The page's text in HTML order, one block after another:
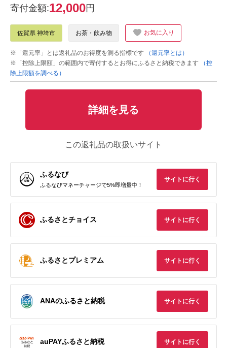
寄付金額:12,000円
佐賀県 神埼市 お茶・飲み物 お気に入り
※「還元率」とは返礼品のお得度を測る指標です
（還元率とは）
※「控除上限額」の範囲内で寄付するとお得にふるさと納税できます
（控
除上限額を調べる）
詳細を見る
この返礼品の取扱いサイト
ふるなび
ふるなびマネーチャージで5%即増量中！
サイトに行く
ふるさとチョイス サイトに行く
ふるさとプレミアム サイトに行く
ANAのふるさと納税 サイトに行く
auPAYふるさと納税 サイトに行く